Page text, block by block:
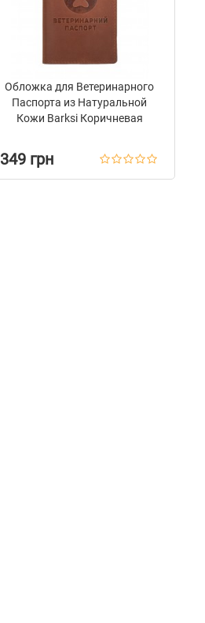
Обложка для Ветеринарного
Паспорта из Натуральной
Кожи Barksi Коричневая
349 грн